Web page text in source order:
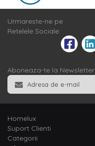
Urmareste-ne pe
Retelele Sociale:
Aboneaza-te la Newsletter
Homelux
Suport Clienti
Categorii